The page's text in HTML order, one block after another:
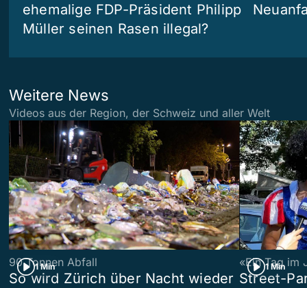
ehemalige FDP-Präsident Philipp
Müller seinen Rasen illegal?
Weitere News
Videos aus der Region, der Schweiz und aller Welt
1 Min
90 Tonnen Abfall
So wird Zürich über Nacht wieder
1 Min
«Ein Tag im
Street-